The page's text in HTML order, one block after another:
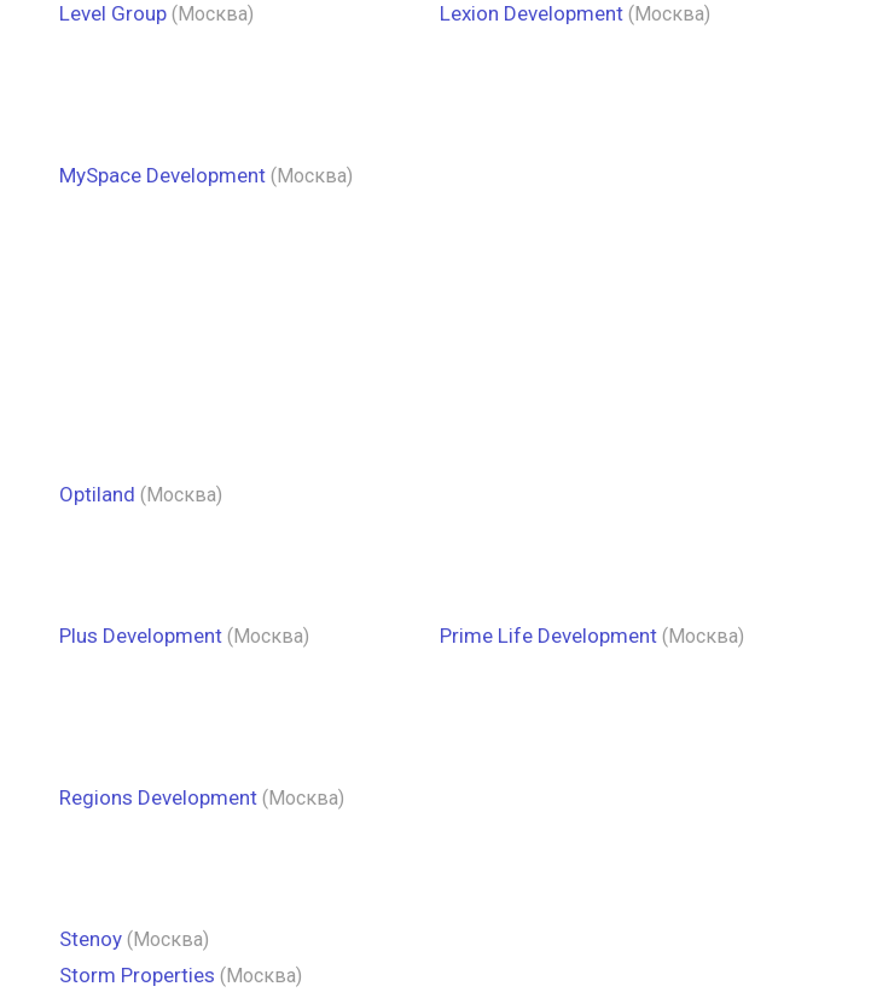
Level Group (Москва) Lexion Development (Москва)
MySpace Development (Москва)
Optiland (Москва)
Plus Development (Москва) Prime Life Development (Москва)
Regions Development (Москва)
Stenoy (Москва)
Storm Properties (Москва)